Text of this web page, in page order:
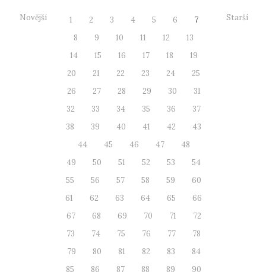
Novější 1 2 3 4 5 6
7
8
9 10 11 12
13
14
15 16 17 18
19
20
21 22 23 24
25
26
27 28 29 30
31
32
33 34 35 36
37
38
39 40 41 42
43
44
45 46 47
48
49
50 51 52 53
54
55
56 57 58 59
60
61
62 63 64 65
66
67
68 69 70 71
72
73
74 75 76 77
78
79
80 81 82 83
84
85
86 87 88 89
90
Starší